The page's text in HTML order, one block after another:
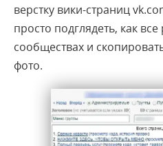
верстку вики-страниц
просто подглядеть, как
сообществах и
фото.